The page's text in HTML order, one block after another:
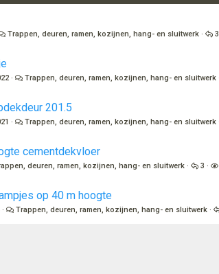
Trappen, deuren, ramen, kozijnen, hang- en sluitwerk 3
Trappen, deuren, ramen, kozijnen, hang- en sluitwerk
201.5
Trappen, deuren, ramen, kozijnen, hang- en sluitwerk
cementdekvloer
deuren, ramen, kozijnen, hang- en sluitwerk 3
op 40 m hoogte
Trappen, deuren, ramen, kozijnen, hang- en sluitwerk